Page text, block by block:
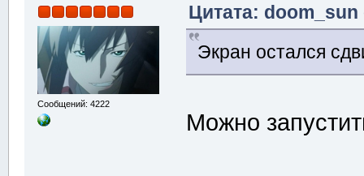
Сообщений: 4222
Цитата:
Экран остался
Можно